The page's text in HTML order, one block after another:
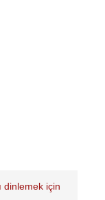
dinlemek için